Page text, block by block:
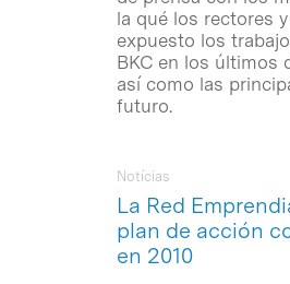
la qué los rectores
expuesto los
BKC en los últimos
así como las
futuro.
La Red
plan de acción
en 2010
Notícias